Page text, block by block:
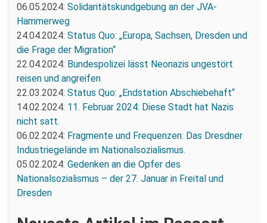
06.05.2024: Solidaritätskundgebung an der JVA-
Hammerweg
24.04.2024: Status Quo: „Europa, Sachsen, Dresden und
die Frage der Migration“
22.04.2024: Bundespolizei lässt Neonazis ungestört
reisen und angreifen
22.03.2024: Status Quo: „Endstation Abschiebehaft“
14.02.2024: 11. Februar 2024: Diese Stadt hat Nazis
nicht satt.
06.02.2024: Fragmente und Frequenzen: Das Dresdner
Industriegelände im Nationalsozialismus.
05.02.2024: Gedenken an die Opfer des
Nationalsozialismus – der 27. Januar in Freital und
Dresden